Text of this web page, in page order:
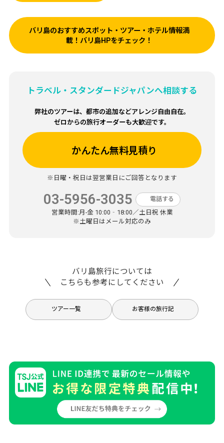
バリ島のおすすめスポット・ツアー・ホテル情報満
載！バリ島HPをチェック！
トラベル・スタンダードジャパンへ相談する
弊社のツアーは、都市の追加などアレンジ自由自在。
ゼロからの旅行オーダーも大歓迎です。
かんたん無料見積り
※日曜・祝日は翌営業日にご回答となります
03-5956-3035 電話する
営業時間:月-金 10:00‐18:00／土日祝 休業
※土曜日はメール対応のみ
バリ島旅行については
こちらも参考にしてください
ツアー一覧 お客様の旅行記